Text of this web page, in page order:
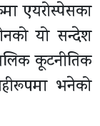
एयरोस्पेसका
यो सन्देश
कूटनीतिक
भनेको